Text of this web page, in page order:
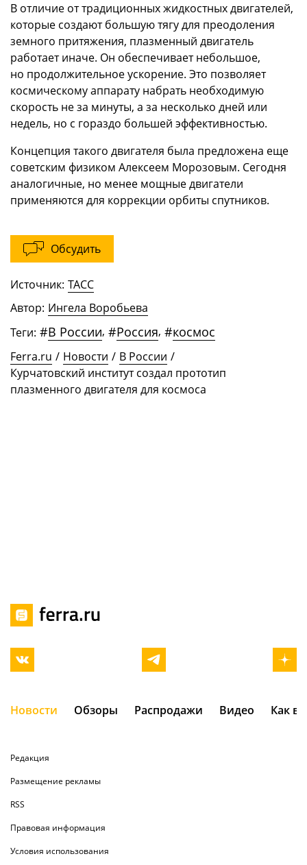
В отличие от традиционных жидкостных двигателей,
которые создают большую тягу для преодоления
земного притяжения, плазменный двигатель
работает иначе. Он обеспечивает небольшое,
но продолжительное ускорение. Это позволяет
космическому аппарату набрать необходимую
скорость не за минуты, а за несколько дней или
недель, но с гораздо большей эффективностью.
Концепция такого двигателя была предложена еще
советским физиком Алексеем Морозовым. Сегодня
аналогичные, но менее мощные двигатели
применяются для коррекции орбиты спутников.
Обсудить
Источник: ТАСС
Автор: Ингела Воробьева
Теги: #В России, #Россия, #космос
Ferra.ru / Новости / В России /
Курчатовский институт создал прототип
плазменного двигателя для космоса
Новости Обзоры Распродажи Видео Как
Редакция
Размещение рекламы
RSS
Правовая информация
Условия использования